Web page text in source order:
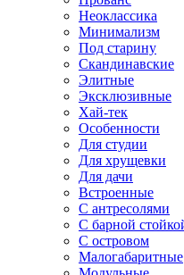
Неоклассика
Минимализм
Под старину
Скандинавские
Элитные
Эксклюзивные
Хай-тек
Особенности
Для студии
Для хрущевки
Для дачи
Встроенные
С антресолями
С барной
С островом
Малогабаритные